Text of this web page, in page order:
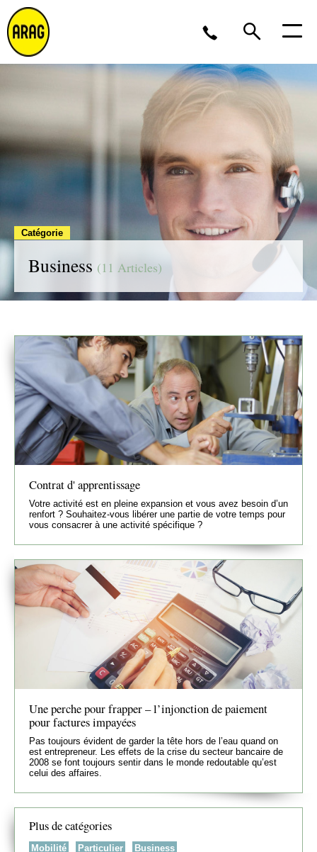
Lu/Je 9 – 17, Ve 9 -16
02 643 12 11
Business (11 Articles)
Catégorie
Contrat d' apprentissage
Votre activité est en pleine expansion et vous avez besoin d’un
renfort ? Souhaitez-vous libérer une partie de votre temps pour
vous consacrer à une activité spécifique ?
Une perche pour frapper – l’injonction de paiement
pour factures impayées
Pas toujours évident de garder la tête hors de l’eau quand on
est entrepreneur. Les effets de la crise du secteur bancaire de
2008 se font toujours sentir dans le monde redoutable qu’est
celui des affaires.
Plus de catégories
Mobilité Particulier
Business